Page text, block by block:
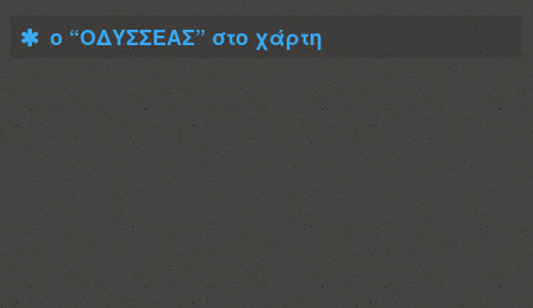
ο “ΟΔΥΣΣΕΑΣ” στο χάρτη